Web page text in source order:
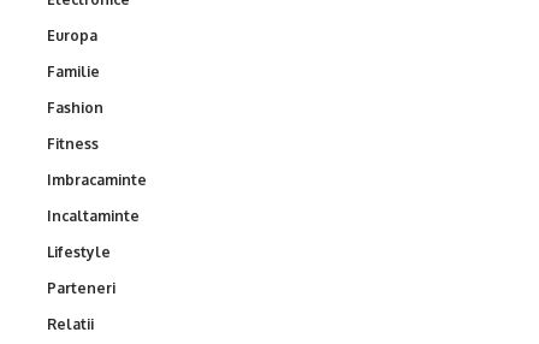
Europa
Familie
Fashion
Fitness
Imbracaminte
Incaltaminte
Lifestyle
Parteneri
Relatii